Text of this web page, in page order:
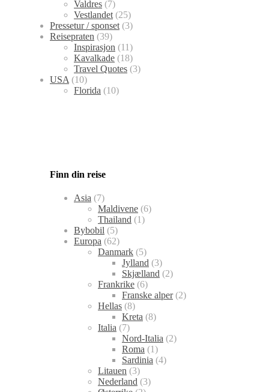
Valdres (7)
Vestlandet (25)
Pressetur / sponset (3)
Reisepraten (39)
Inspirasjon (11)
Kavalkade (18)
Travel Quotes (3)
USA (10)
Florida (10)
Finn din reise
Asia (7)
Maldivene (6)
Thailand (1)
Bybobil (5)
Europa (62)
Danmark (5)
Jylland (3)
Skjælland (2)
Frankrike (6)
Franske alper(2)
Hellas (8)
Kreta (8)
Italia (7)
Nord-Italia (2)
Roma (1)
Sardinia (4)
Litauen (3)
Nederland (3)